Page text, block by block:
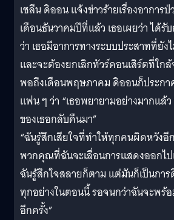
เซลีน ดิออน แจ้งข่าวร้ายเรื่องอาการ
เดือนธันวาคมปีที่แล้ว เธอเผยว่า ได้รั
ว่า เธอมีอาการทางระบบประสาทที่ยั
และจะต้องยกเลิกทัวร์คอนเสิร์ตที่ใก
พอถึงเดือนพฤษภาคม ดิออนก็ประกา
แฟน ๆ ว่า “เธอพยายามอย่างมากแล้
ของเธอกลับคืนมา”
“ฉันรู้สึกเสียใจที่ทำให้ทุกคนผิดหวังอี
พวกคุณที่ฉันจะเลื่อนการแสดงออกไป
ฉันรู้สึกใจสลายก็ตาม แต่มันก็เป็นกา
ทุกอย่างในตอนนี้ รอจนกว่าฉันจะพร้
อีกครั้ง”